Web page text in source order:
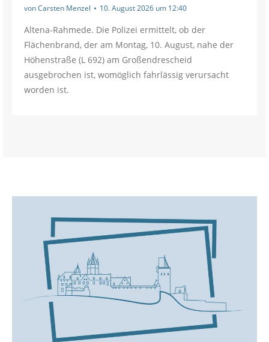
vonCarsten Menzel 10. August 2026 um 12:40
Altena-Rahmede. Die Polizei ermittelt, ob der
Flächenbrand, der am Montag, 10. August, nahe der
Höhenstraße (L 692) am Großendrescheid
ausgebrochen ist, womöglich fahrlässig verursacht
worden ist.